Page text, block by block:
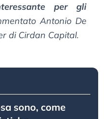
per gli
Antonio De
di Cirdan Capital.
sono, come